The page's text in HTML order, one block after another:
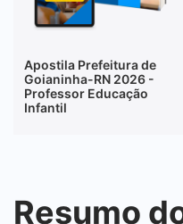
Apostila Prefeitura de
Goianinha-RN 2026 -
Professor Educação
Infantil
Resumo